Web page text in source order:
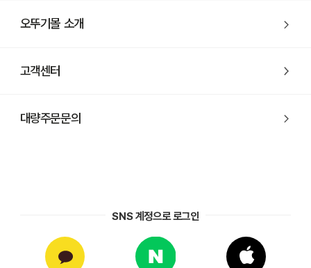
오뚜기몰 소개
고객센터
대량주문문의
SNS 계정으로 로그인
 Sign in with Apple